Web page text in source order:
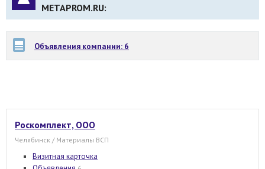
METAPROM.RU:
Объявления компании: 6
Роскомплект, ООО
Челябинск / Материалы ВСП
Визитная карточка